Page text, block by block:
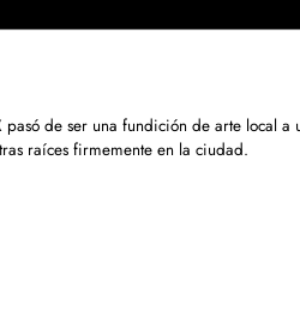
pasó de ser una fundición de arte local a
raíces firmemente en la ciudad.